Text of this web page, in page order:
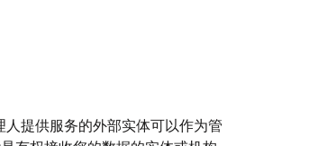
提供服务的外部实体可以作为管